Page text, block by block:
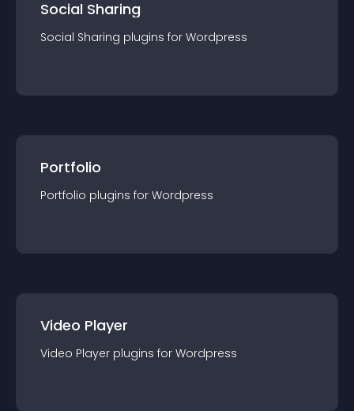
Social Sharing
Social Sharing plugins for Wordpress
Portfolio
Portfolio plugins for Wordpress
Video Player
Video Player plugins for Wordpress